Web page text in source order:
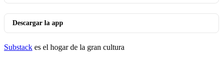
Descargar la app
Substack es el hogar de la gran cultura